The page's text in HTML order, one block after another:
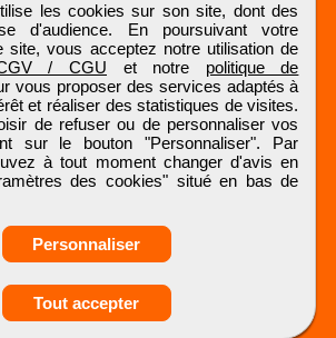
les cookies sur son site, dont des
d'audience. En poursuivant votre
site, vous acceptez notre utilisation de
/ CGU et notre politique de
vous proposer des services adaptés à
et réaliser des statistiques de visites.
de refuser ou de personnaliser vos
sur le bouton "Personnaliser". Par
à tout moment changer d'avis en
des cookies" situé en bas de
Personnaliser
Tout accepter
OUVRIERBTP